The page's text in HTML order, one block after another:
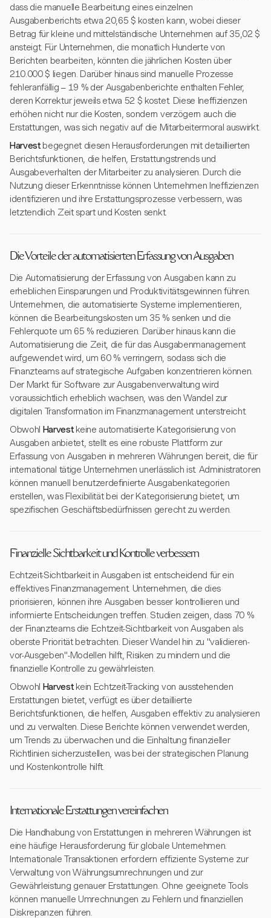
dass die manuelle Bearbeitung eines einzelnen
Ausgabenberichts etwa 20,65 $ kosten kann, wobei dieser
Betrag für kleine und mittelständische Unternehmen auf 35,02 $
ansteigt. Für Unternehmen, die monatlich Hunderte von
Berichten bearbeiten, könnten die jährlichen Kosten über
210.000 $ liegen. Darüber hinaus sind manuelle Prozesse
fehleranfällig – 19 % der Ausgabenberichte enthalten Fehler,
deren Korrektur jeweils etwa 52 $ kostet. Diese Ineffizienzen
erhöhen nicht nur die Kosten, sondern verzögern auch die
Erstattungen, was sich negativ auf die Mitarbeitermoral auswirkt.
Harvestbegegnet diesen Herausforderungen mit detaillierten
Berichtsfunktionen, die helfen, Erstattungstrends und
Ausgabeverhalten der Mitarbeiter zu analysieren. Durch die
Nutzung dieser Erkenntnisse können Unternehmen Ineffizienzen
identifizieren und ihre Erstattungsprozesse verbessern, was
letztendlich Zeit spart und Kosten senkt.
Die Vorteile der automatisierten Erfassung von Ausgaben
Die Automatisierung der Erfassung von Ausgaben kann zu
erheblichen Einsparungen und Produktivitätsgewinnen führen.
Unternehmen, die automatisierte Systeme implementieren,
können die Bearbeitungskosten um 35 % senken und die
Fehlerquote um 65 % reduzieren. Darüber hinaus kann die
Automatisierung die Zeit, die für das Ausgabenmanagement
aufgewendet wird, um 60 % verringern, sodass sich die
Finanzteams auf strategische Aufgaben konzentrieren können.
Der Markt für Software zur Ausgabenverwaltung wird
voraussichtlich erheblich wachsen, was den Wandel zur
digitalen Transformation im Finanzmanagement unterstreicht.
Obwohl Harvestkeine automatisierte Kategorisierung von
Ausgaben anbietet, stellt es eine robuste Plattform zur
Erfassung von Ausgaben in mehreren Währungen bereit, die für
international tätige Unternehmen unerlässlich ist. Administratoren
können manuell benutzerdefinierte Ausgabenkategorien
erstellen, was Flexibilität bei der Kategorisierung bietet, um
spezifischen Geschäftsbedürfnissen gerecht zu werden.
Finanzielle Sichtbarkeit und Kontrolle verbessern
Echtzeit-Sichtbarkeit in Ausgaben ist entscheidend für ein
effektives Finanzmanagement. Unternehmen, die dies
priorisieren, können ihre Ausgaben besser kontrollieren und
informierte Entscheidungen treffen. Studien zeigen, dass 70 %
der Finanzteams die Echtzeit-Sichtbarkeit von Ausgaben als
oberste Priorität betrachten. Dieser Wandel hin zu "validieren-
vor-Ausgeben"-Modellen hilft, Risiken zu mindern und die
finanzielle Kontrolle zu gewährleisten.
Obwohl Harvestkein Echtzeit-Tracking von ausstehenden
Erstattungen bietet, verfügt es über detaillierte
Berichtsfunktionen, die helfen, Ausgaben effektiv zu analysieren
und zu verwalten. Diese Berichte können verwendet werden,
um Trends zu überwachen und die Einhaltung finanzieller
Richtlinien sicherzustellen, was bei der strategischen Planung
und Kostenkontrolle hilft.
Internationale Erstattungen vereinfachen
Die Handhabung von Erstattungen in mehreren Währungen ist
eine häufige Herausforderung für globale Unternehmen.
Internationale Transaktionen erfordern effiziente Systeme zur
Verwaltung von Währungsumrechnungen und zur
Gewährleistung genauer Erstattungen. Ohne geeignete Tools
können manuelle Umrechnungen zu Fehlern und finanziellen
Diskrepanzen führen.